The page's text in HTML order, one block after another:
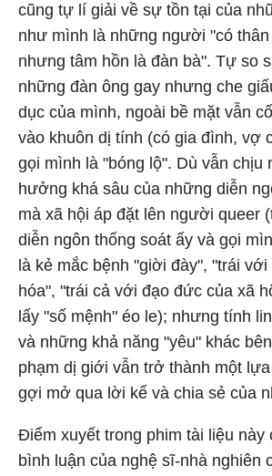
cũng tự lí giải về sự tồn tại của
như mình là những người "có thân
nhưng tâm hồn là đàn bà". Tự so
những đàn ông gay nhưng che
dục của mình, ngoài bề mặt vẫn
vào khuôn dị tính (có gia đình, vợ
gọi mình là "bóng lộ". Dù vẫn chịu
hưởng khá sâu của những diễn
mà xã hội áp đặt lên người queer
diễn ngôn thống soát ấy và gọi
là kẻ mắc bệnh "giời đày", "trái
hóa", "trái cả với đạo đức của xã
lấy "số mệnh" éo le); nhưng tính
và những khả năng "yêu" khác
phạm dị giới vẫn trở thành một
gợi mở qua lời kể và chia sẻ của
Điểm xuyết trong phim tài liệu này
bình luận của nghệ sĩ-nhà nghiên